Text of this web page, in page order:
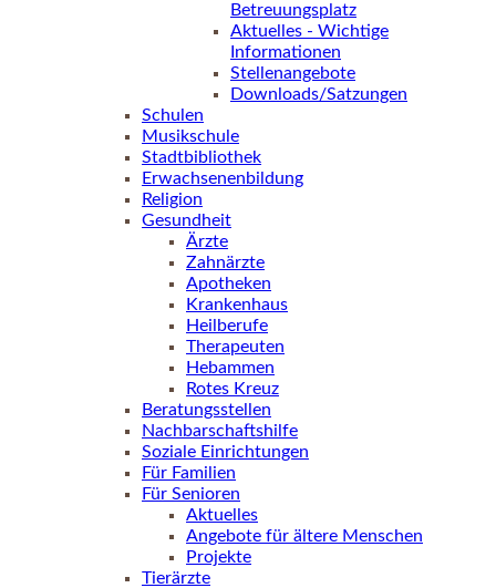
Betreuungsplatz
Aktuelles - Wichtige
Informationen
Stellenangebote
Downloads/Satzungen
Schulen
Musikschule
Stadtbibliothek
Erwachsenenbildung
Religion
Gesundheit
Ärzte
Zahnärzte
Apotheken
Krankenhaus
Heilberufe
Therapeuten
Hebammen
Rotes Kreuz
Beratungsstellen
Nachbarschaftshilfe
Soziale Einrichtungen
Für Familien
Für Senioren
Aktuelles
Angebote für ältere Menschen
Projekte
Tierärzte